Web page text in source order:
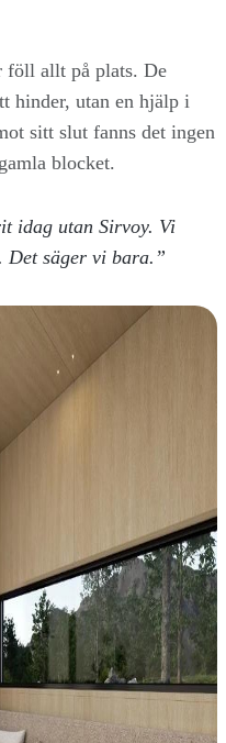
föll allt på plats. De
hinder, utan en hjälp i
sitt slut fanns det ingen
blocket.
idag utan Sirvoy. Vi
Det säger vi bara.”